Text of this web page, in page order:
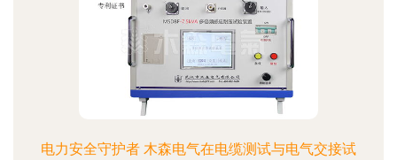
电力安全守护者 木森电气在电缆测试与电气交接试